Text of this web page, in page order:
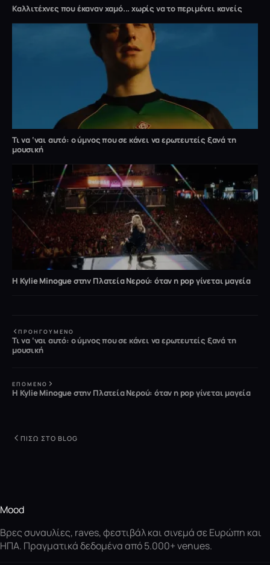
Καλλιτέχνες που έκαναν χαμό... χωρίς να το περιμένει κανείς
Τι να ‘ναι αυτό: ο ύμνος που σε κάνει να ερωτευτείς ξανά τη
μουσική
Η Kylie Minogue στην Πλατεία Νερού: όταν η pop γίνεται μαγεία
ΠΡΟΗΓΟΎΜΕΝΟ
Τι να ‘ναι αυτό: ο ύμνος που σε κάνει να ερωτευτείς ξανά τη
μουσική
ΕΠΌΜΕΝΟ
Η Kylie Minogue στην Πλατεία Νερού: όταν η pop γίνεται μαγεία
ΠΊΣΩ ΣΤΟ BLOG
Mood
Βρες συναυλίες, raves, φεστιβάλ και σινεμά σε Ευρώπη και
ΗΠΑ. Πραγματικά δεδομένα από 5.000+ venues.